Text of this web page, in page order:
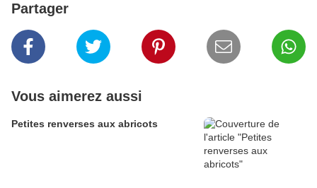
Partager
Vous aimerez aussi
Petites renverses aux abricots